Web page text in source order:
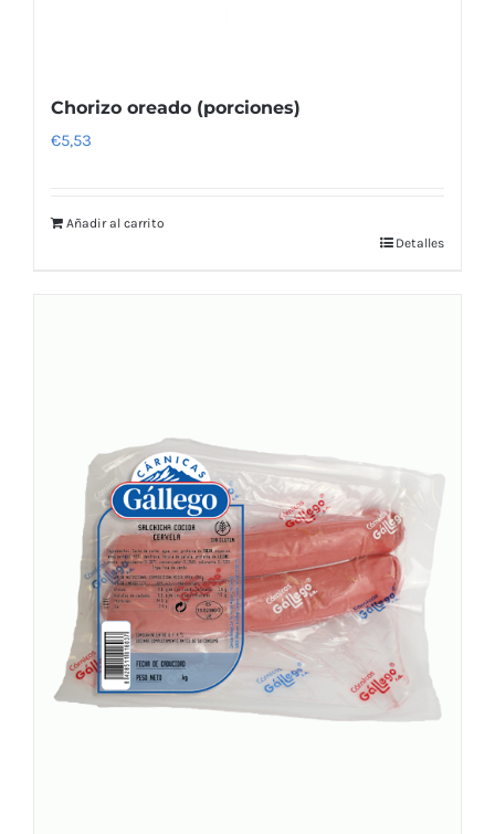
Chorizo oreado (porciones)
€5,53
Añadir al carrito
Detalles